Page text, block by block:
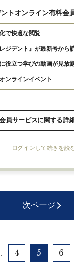
トオンライン有料会
で快適な閲覧
ジデント』が最新号から
役立つ学びの動画が見放
ンラインイベント
員サービスに関する詳
ログインして続きを読
次ページ
4 5 6